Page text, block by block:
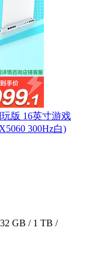
版 16英寸游戏
300Hz白)
GB / 1 TB /